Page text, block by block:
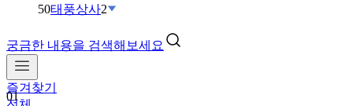
50태풍상사2
궁금한 내용을 검색해보세요
즐겨찾기
01